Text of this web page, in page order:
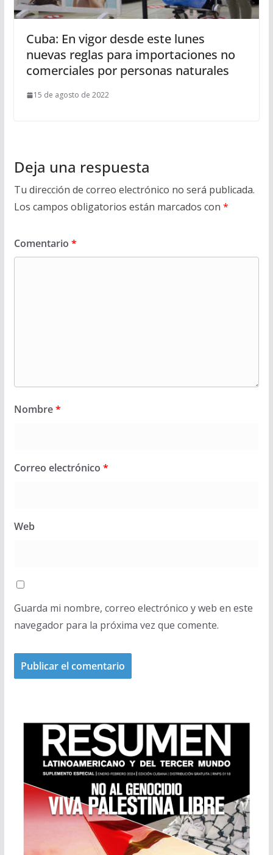
Cuba: En vigor desde este lunes
nuevas reglas para importaciones no
comerciales por personas naturales
15 de agosto de 2022
Deja una respuesta
Tu dirección de correo electrónico no será publicada.
Los campos obligatorios están marcados con *
Comentario *
Nombre*
Correo electrónico *
Web
Guarda mi nombre, correo electrónico y web en este
navegador para la próxima vez que comente.